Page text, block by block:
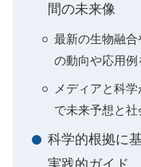
間の未来像
最新の生物融
の動向や応用例
メディアと科
で未来予想と
科学的根拠に